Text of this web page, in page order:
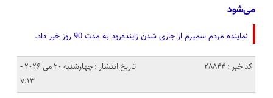
می‌شود
نماینده مردم سمیرم از جاری شدن زاینده‌رود به مدت 90 روز خبر داد.
کد خبر : 28844
تاریخ انتشار : چهارشنبه 20 می 2026 -
7:13